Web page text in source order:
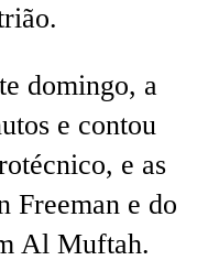
domingo, a
e contou
e as
Freeman e do
Al Muftah.